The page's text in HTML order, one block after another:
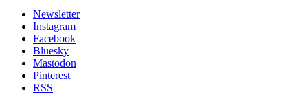
Newsletter
Instagram
Facebook
Bluesky
Mastodon
Pinterest
RSS